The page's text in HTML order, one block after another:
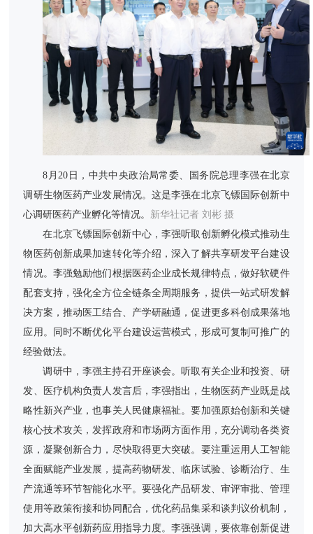
8月20日，中共中央政治局常委、国务院总理李强在北京
调研生物医药产业发展情况。这是李强在北京飞镖国际创新中
心调研医药产业孵化等情况。 新华社记者 刘彬 摄
在北京飞镖国际创新中心，李强听取创新孵化模式推动生
物医药创新成果加速转化等介绍，深入了解共享研发平台建设
情况。李强勉励他们根据医药企业成长规律特点，做好软硬件
配套支持，强化全方位全链条全周期服务，提供一站式研发解
决方案，推动医工结合、产学研融通，促进更多科创成果落地
应用。同时不断优化平台建设运营模式，形成可复制可推广的
经验做法。
调研中，李强主持召开座谈会。听取有关企业和投资、研
发、医疗机构负责人发言后，李强指出，生物医药产业既是战
略性新兴产业，也事关人民健康福祉。要加强原始创新和关键
核心技术攻关，发挥政府和市场两方面作用，充分调动各类资
源，凝聚创新合力，尽快取得更大突破。要注重运用人工智能
全面赋能产业发展，提高药物研发、临床试验、诊断治疗、生
产流通等环节智能化水平。要强化产品研发、审评审批、管理
使用等政策衔接和协同配合，优化药品集采和谈判议价机制，
加大高水平创新药应用指导力度。李强强调，要依靠创新促进